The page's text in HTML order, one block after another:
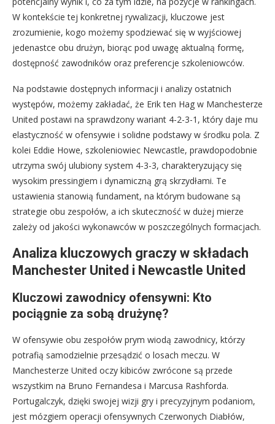
W kontekście tej konkretnej rywalizacji, kluczowe jest
zrozumienie, kogo możemy spodziewać się w wyjściowej
jedenastce obu drużyn, biorąc pod uwagę aktualną formę,
dostępność zawodników oraz preferencje szkoleniowców.
Na podstawie dostępnych informacji i analizy ostatnich
występów, możemy zakładać, że Erik ten Hag w Manchesterze
United postawi na sprawdzony wariant 4-2-3-1, który daje mu
elastyczność w ofensywie i solidne podstawy w środku pola. Z
kolei Eddie Howe, szkoleniowiec Newcastle, prawdopodobnie
utrzyma swój ulubiony system 4-3-3, charakteryzujący się
wysokim pressingiem i dynamiczną grą skrzydłami. Te
ustawienia stanowią fundament, na którym budowane są
strategie obu zespołów, a ich skuteczność w dużej mierze
zależy od jakości wykonawców w poszczególnych formacjach.
Analiza kluczowych graczy w składach
Manchester United i Newcastle United
Kluczowi zawodnicy ofensywni: Kto
pociągnie za sobą drużynę?
W ofensywie obu zespołów prym wiodą zawodnicy, którzy
potrafią samodzielnie przesądzić o losach meczu. W
Manchesterze United oczy kibiców zwrócone są przede
wszystkim na Bruno Fernandesa i Marcusa Rashforda.
Portugalczyk, dzięki swojej wizji gry i precyzyjnym podaniom,
jest mózgiem operacji ofensywnych Czerwonych Diabłów,